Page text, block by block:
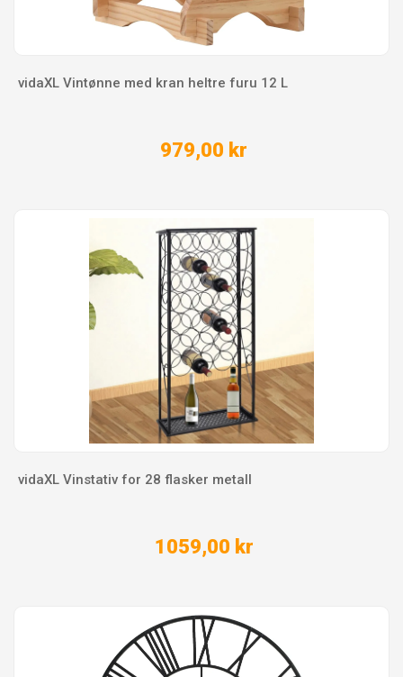
vidaXL Vintønne med kran heltre furu 12 L
979,00 kr
vidaXL Vinstativ for 28 flasker metall
1059,00 kr